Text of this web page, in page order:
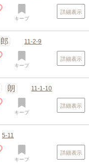
キープ
詳細表示
郎 11-2-9
キープ
詳細表示
朗 11-1-10
キープ
詳細表示
5-11
キープ
詳細表示